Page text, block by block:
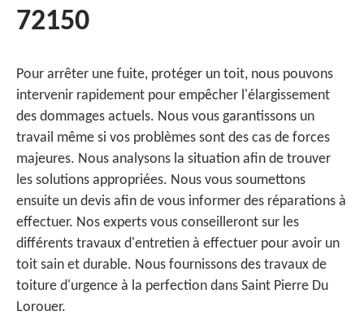
72150
Pour arrêter une fuite, protéger un toit, nous pouvons
intervenir rapidement pour empêcher l'élargissement
des dommages actuels. Nous vous garantissons un
travail même si vos problèmes sont des cas de forces
majeures. Nous analysons la situation afin de trouver
les solutions appropriées. Nous vous soumettons
ensuite un devis afin de vous informer des réparations à
effectuer. Nos experts vous conseilleront sur les
différents travaux d'entretien à effectuer pour avoir un
toit sain et durable. Nous fournissons des travaux de
toiture d'urgence à la perfection dans Saint Pierre Du
Lorouer.